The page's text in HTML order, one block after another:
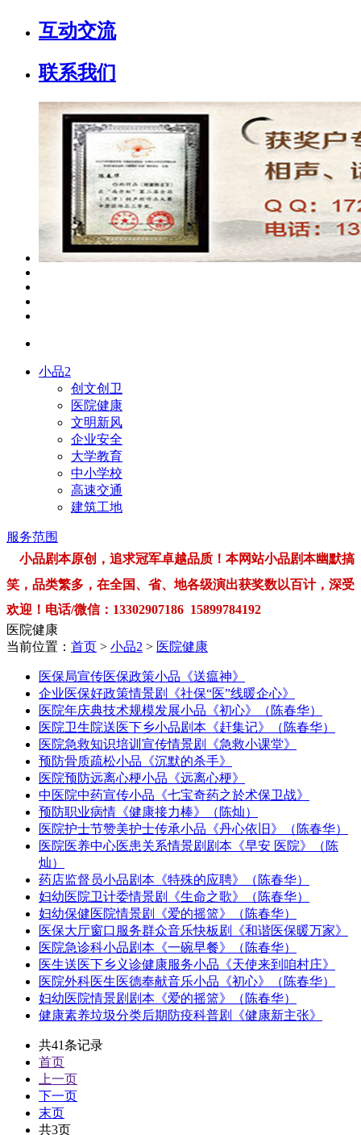
互动交流
联系我们
小品2
创文创卫
医院健康
文明新风
企业安全
大学教育
中小学校
高速交通
建筑工地
服务范围
小品剧本原创，追求冠军卓越品质！本网站小品剧本幽默搞
笑，品类繁多，在全国、省、地各级演出获奖数以百计，深受
欢迎！电话/微信：13302907186 15899784192
医院健康
当前位置： 首页 > 小品2 > 医院健康
医保局宣传医保政策小品《送瘟神》
企业医保好政策情景剧《社保“医”线暖企心》
医院年庆典技术规模发展小品《初心》（陈春华）
医院卫生院送医下乡小品剧本《赶集记》（陈春华）
医院急救知识培训宣传情景剧《急救小课堂》
预防骨质疏松小品《沉默的杀手》
医院预防远离心梗小品《远离心梗》
中医院中药宣传小品《七宝奇药之於术保卫战》
预防职业病情《健康接力棒》（陈灿）
医院护士节赞美护士传承小品《丹心依旧》（陈春华）
医院医养中心医患关系情景剧剧本《早安 医院》（陈
灿）
药店监督员小品剧本《特殊的应聘》（陈春华）
妇幼医院卫计委情景剧《生命之歌》（陈春华）
妇幼保健医院情景剧《爱的摇篮》（陈春华）
医保大厅窗口服务群众音乐快板剧《和谐医保暖万家》
医院急诊科小品剧本《一碗早餐》（陈春华）
医生送医下乡义诊健康服务小品《天使来到咱村庄》
医院外科医生医德奉献音乐小品《初心》（陈春华）
妇幼医院情景剧剧本《爱的摇篮》（陈春华）
健康素养垃圾分类后期防疫科普剧《健康新主张》
共41条记录
首页
上一页
下一页
末页
共3页